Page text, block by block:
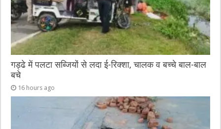
गड्ढे में पलटा सब्जियों से लदा ई-रिक्शा, चालक व बच्चे बाल-बाल
बचे
16 hours ago